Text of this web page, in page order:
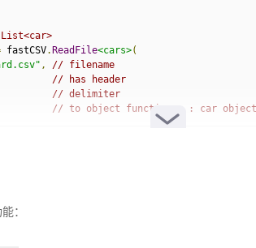
fastCSV. ReadFile<cars>(
,
// filename
// has header
// delimiter
// to object function o : car
to list
：